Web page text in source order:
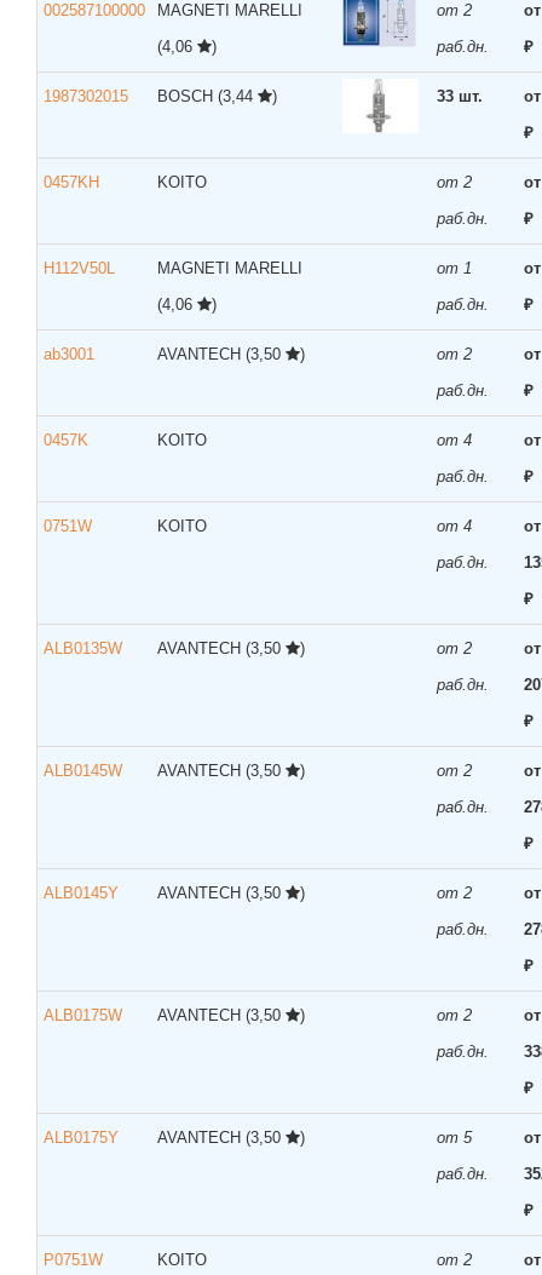
002587100000
MAGNETI MARELLI
(4,06
)
от 2
раб.дн.
₽
1987302015 BOSCH (3,44 ) 33 шт.
₽
0457KH KOITO
от 2
раб.дн.
₽
H112V50L
MAGNETI MARELLI
(4,06
)
от 1
раб.дн.
₽
ab3001 AVANTECH (3,50 )
от 2
раб.дн.
₽
0457K KOITO
от 4
раб.дн.
₽
0751W KOITO
от 4
раб.дн.
от
₽
ALB0135W AVANTECH (3,50 )
от 2
раб.дн.
от
₽
ALB0145W AVANTECH (3,50 )
от 2
раб.дн.
от
₽
ALB0145Y AVANTECH (3,50 )
от 2
раб.дн.
от
₽
ALB0175W AVANTECH (3,50 )
от 2
раб.дн.
от
₽
ALB0175Y AVANTECH (3,50 )
от 5
раб.дн.
от
₽
P0751W KOITO
от 2
от